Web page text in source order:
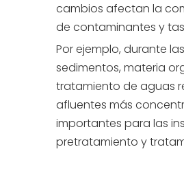
cambios afectan la
de contaminantes y
Por ejemplo, durante
sedimentos, materia
tratamiento de aguas
afluentes más
importantes para las
pretratamiento y